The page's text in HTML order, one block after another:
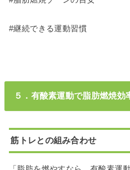
#継続できる運動習慣
５．有酸素運動で脂肪燃焼効
筋トレとの組み合わせ